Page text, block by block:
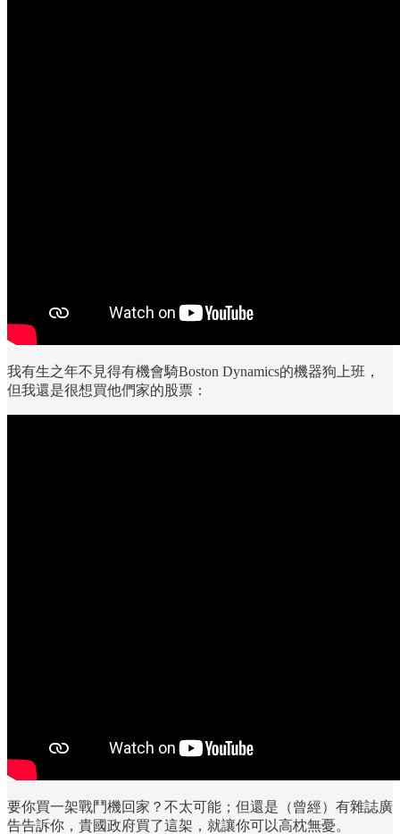
我有生之年不見得有機會騎Boston Dynamics的機器狗上班，
但我還是很想買他們家的股票：
要你買一架戰鬥機回家？不太可能；但還是（曾經）有雜誌廣
告告訴你，貴國政府買了這架，就讓你可以高枕無憂。